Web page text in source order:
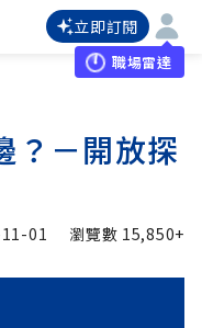
立即訂閱
職場雷達
？－開放探
01 瀏覽數 15,850+